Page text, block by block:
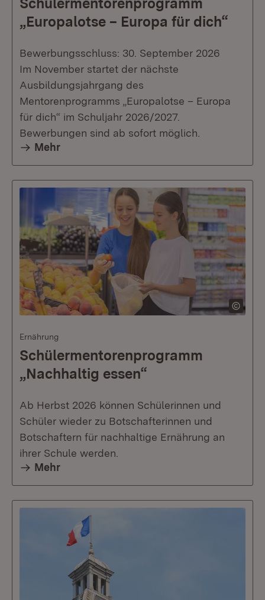
„Europalotse – Europa für dich“
Bewerbungsschluss: 30. September 2026
Im November startet der nächste
Ausbildungsjahrgang des
Mentorenprogramms „Europalotse – Europa
für dich“ im Schuljahr 2026/2027.
Bewerbungen sind ab sofort möglich.
Mehr
Ernährung
Schülermentorenprogramm
„Nachhaltig essen“
Ab Herbst 2026 können Schülerinnen und
Schüler wieder zu Botschafterinnen und
Botschaftern für nachhaltige Ernährung an
ihrer Schule werden.
Mehr